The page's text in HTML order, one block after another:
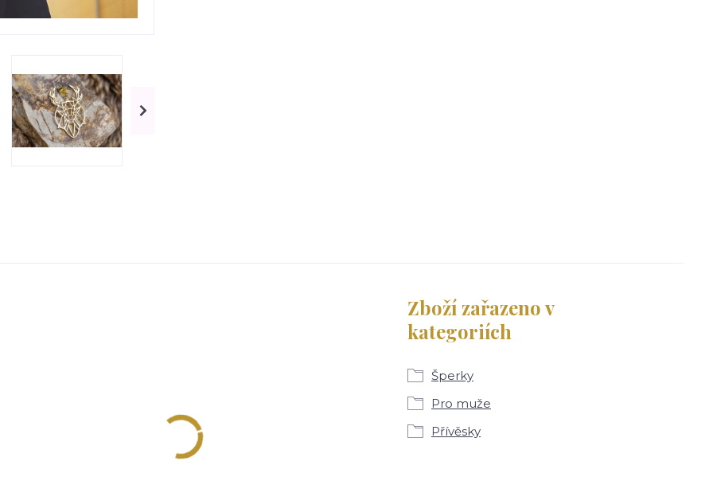
Zboží zařazeno v
kategoriích
Šperky
Pro muže
Přívěsky